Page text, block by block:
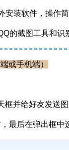
安装软件，操作
的截图工具和
或手机端）
框并给好友发送图
最后在弹出框中